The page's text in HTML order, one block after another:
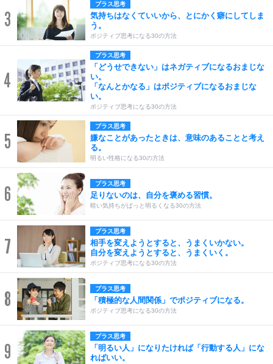
3
プラス思考
気持ちはなくていいから、とにかく癖にしてしま
う。
ポジティブ思考になる30の方法
4
プラス思考
「どうせできない」はネガティブになるおまじな
い。
「なんとかなる」はポジティブになるおまじな
い。
ポジティブ思考になる30の方法
5
プラス思考
嫌なことがあったときは、意味のあることと考え
る。
明るい性格になる30の方法
6 プラス思考
足りないのは、自分を褒める習慣。
暗い気持ちがぱっと明るくなる30の方法
7
プラス思考
相手を変えようとすると、うまくいかない。
自分を変えようとすると、うまくいく。
ポジティブ思考になる30の方法
8 プラス思考
「積極的な人間関係」でポジティブになる。
ポジティブ思考になる30の方法
9
プラス思考
「明るい人」になりたければ「行動する人」にな
ればいい。